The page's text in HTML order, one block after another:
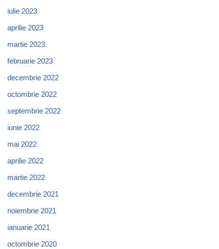
iulie 2023
aprilie 2023
martie 2023
februarie 2023
decembrie 2022
octombrie 2022
septembrie 2022
iunie 2022
mai 2022
aprilie 2022
martie 2022
decembrie 2021
noiembrie 2021
ianuarie 2021
octombrie 2020